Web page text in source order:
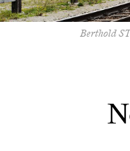
Berthold